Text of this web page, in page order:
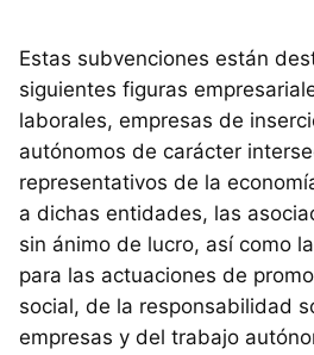
Estas subvenciones están
siguientes figuras
laborales, empresas de
autónomos de carácter
representativos de la
a dichas entidades, las
sin ánimo de lucro, así como
para las actuaciones de
social, de la responsabilidad
empresas y del trabajo